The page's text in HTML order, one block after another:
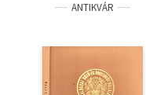
ANTIKVÁR